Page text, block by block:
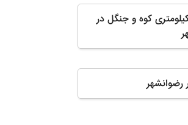
مبله اجاره آپارتمان ۲ کیلومتری کوه و جنگل در
رضوانشهر